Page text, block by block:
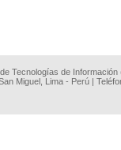
Tecnologías de
Miguel, Lima - Perú |